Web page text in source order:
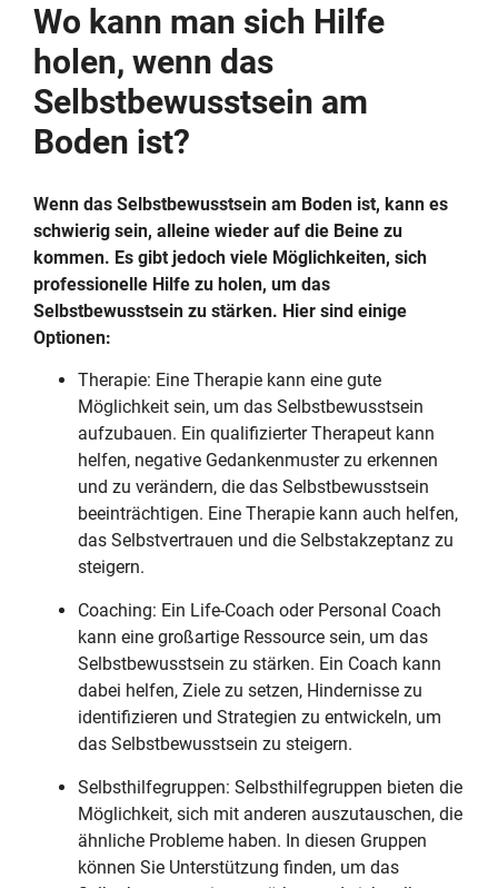
Wo kann man sich Hilfe
holen, wenn das
Selbstbewusstsein am
Boden ist?
Wenn das Selbstbewusstsein am Boden ist, kann es
schwierig sein, alleine wieder auf die Beine zu
kommen. Es gibt jedoch viele Möglichkeiten, sich
professionelle Hilfe zu holen, um das
Selbstbewusstsein zu stärken. Hier sind einige
Optionen:
Therapie: Eine Therapie kann eine gute
Möglichkeit sein, um das Selbstbewusstsein
aufzubauen. Ein qualifizierter Therapeut kann
helfen, negative Gedankenmuster zu erkennen
und zu verändern, die das Selbstbewusstsein
beeinträchtigen. Eine Therapie kann auch helfen,
das Selbstvertrauen und die Selbstakzeptanz zu
steigern.
Coaching: Ein Life-Coach oder Personal Coach
kann eine großartige Ressource sein, um das
Selbstbewusstsein zu stärken. Ein Coach kann
dabei helfen, Ziele zu setzen, Hindernisse zu
identifizieren und Strategien zu entwickeln, um
das Selbstbewusstsein zu steigern.
Selbsthilfegruppen: Selbsthilfegruppen bieten die
Möglichkeit, sich mit anderen auszutauschen, die
ähnliche Probleme haben. In diesen Gruppen
können Sie Unterstützung finden, um das